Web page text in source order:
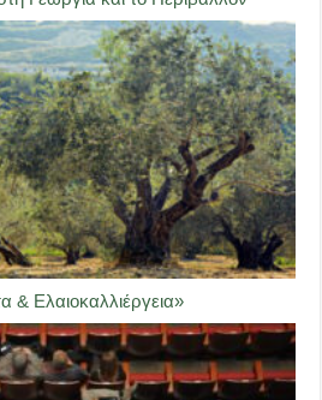
& Ελαιοκαλλιέργεια»